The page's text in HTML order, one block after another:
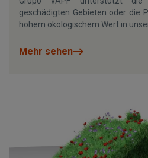
geschädigten Gebieten oder die
hohem ökologischem Wert in
Mehr sehen